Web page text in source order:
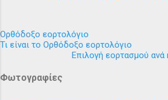
Ορθόδοξο εορτολόγιο
Τι είναι το Ορθόδοξο εορτολόγιο
Επιλογή εορτασμού ανά
Φωτογραφίες